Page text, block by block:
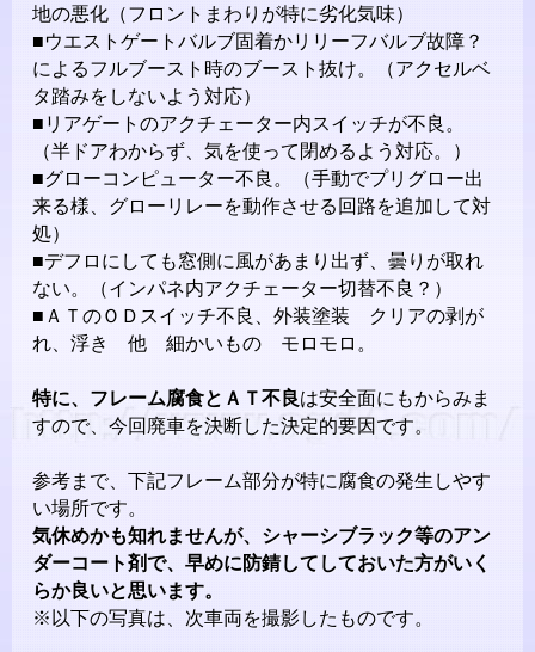
地の悪化（フロントまわりが特に劣化気味）
■ウエストゲートバルブ固着かリリーフバルブ故障？
によるフルブースト時のブースト抜け。（アクセルベ
タ踏みをしないよう対応）
■リアゲートのアクチェーター内スイッチが不良。
（半ドアわからず、気を使って閉めるよう対応。）
■グローコンピューター不良。（手動でプリグロー出
来る様、グローリレーを動作させる回路を追加して対
処）
■デフロにしても窓側に風があまり出ず、曇りが取れ
ない。（インパネ内アクチェーター切替不良？）
■ＡＴのＯＤスイッチ不良、外装塗装 クリアの剥が
れ、浮き 他 細かいもの モロモロ。
特に、フレーム腐食とＡＴ不良は安全面にもからみま
すので、今回廃車を決断した決定的要因です。
参考まで、下記フレーム部分が特に腐食の発生しやす
い場所です。
気休めかも知れませんが、シャーシブラック等のアン
ダーコート剤で、早めに防錆してしておいた方がいく
らか良いと思います。
※以下の写真は、次車両を撮影したものです。